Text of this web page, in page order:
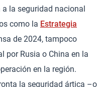
la seguridad nacional
como la Estrategia
de 2024, tampoco
por Rusia o China en la
en la región.
la seguridad ártica –o